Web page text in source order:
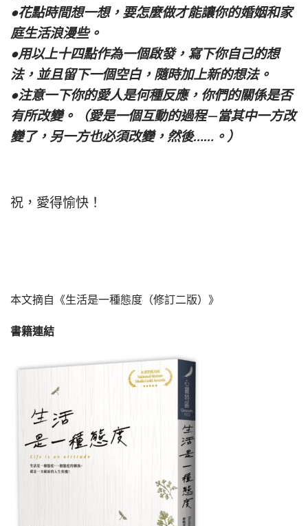
•花點時間想一想，要怎麼做才能讓你的婚姻和家
庭生活浪漫些。
•用以上十四點作為一個啟發，寫下你自己的想
法，並且留下一個空白，隨時加上新的想法。
•注意一下你的愛人是何種反應，你們的關係是否
有所改變。（愛是一個互動的過程—當其中一方改
變了，另一方也必須改變，然後……。）
祝，愛得愉快！
本文摘自 《生活是一種態度（修訂二版）》
書籍連結